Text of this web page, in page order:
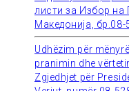
navigation
листи за Избор на
Македонија,
Udhëzim për
pranimin dhe
Zgjedhjet për